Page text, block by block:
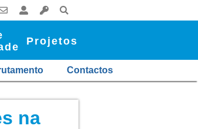
Projetos
Contactos
na